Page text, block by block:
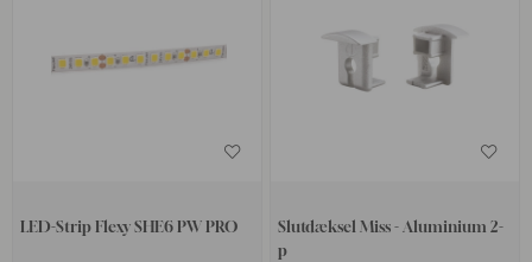
LED-Strip Flexy SHE6 PW PRO
Slutdæksel Miss - Aluminium 2-
p